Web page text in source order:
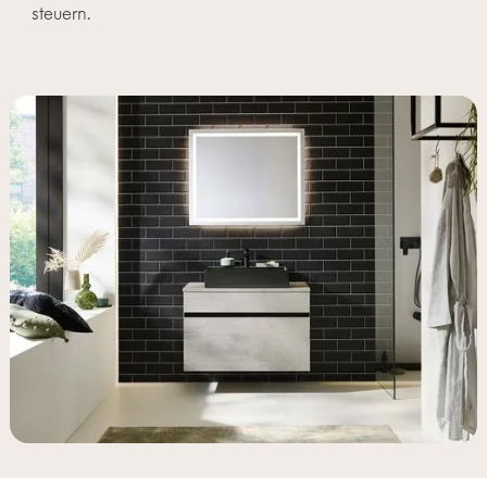
steuern.